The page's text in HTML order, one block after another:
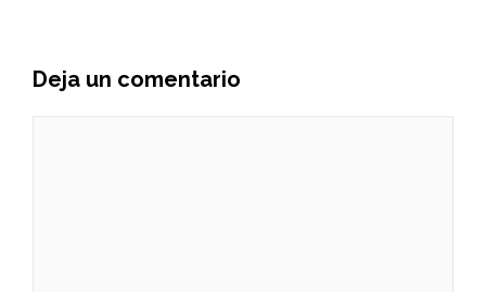
Deja un comentario